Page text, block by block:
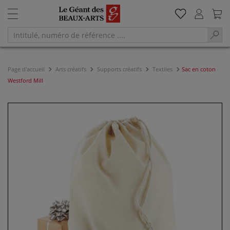
Page d'accueil Arts créatifs Supports créatifs Textiles
Sac en coton
Westford Mill